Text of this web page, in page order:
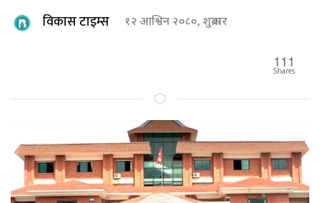
विकास टाइम्स १२ आश्विन २०८०, शुक्रबार
111
Shares